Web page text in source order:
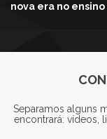
nova era no
Separamos alguns
encontrará: vídeos,